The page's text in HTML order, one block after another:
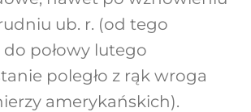
ub. r. (od tego
połowy lutego
poległo z rąk wroga
amerykańskich).